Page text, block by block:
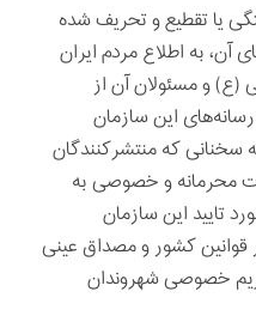
یا تقطیع و تحریف شده
به اطلاع مردم ایران
(ع) و مسئولان آن از
این سازمان
سخنانی که منتشرکنندگان
محرمانه و خصوصی به
تایید این سازمان
قوانین کشور و مصداق عینی
خصوصی شهروندان